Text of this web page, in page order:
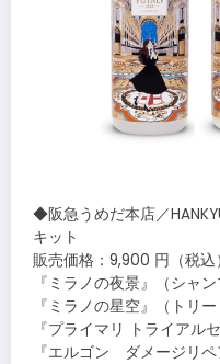
◆阪急うめだ本店／
キット
販売価格：9,900 円（税込
『ミラノの夜景』（シャ
『ミラノの星空』（トリ
『プライマリ トライアル
『エルゴン ダメージリ